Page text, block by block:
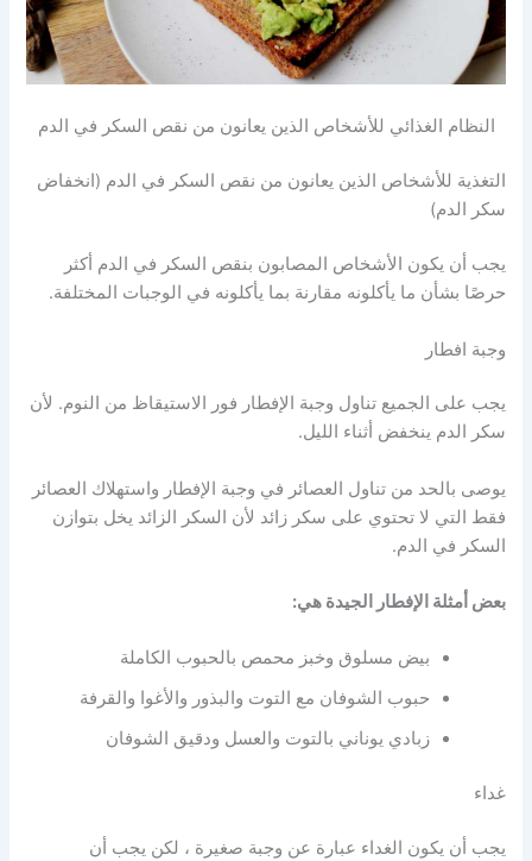
النظام الغذائي للأشخاص الذين يعانون من نقص السكر في الدم
التغذية للأشخاص الذين يعانون من نقص السكر في الدم (انخفاض
سكر الدم)
يجب أن يكون الأشخاص المصابون بنقص السكر في الدم أكثر
حرصًا بشأن ما يأكلونه مقارنة بما يأكلونه في الوجبات المختلفة.
وجبة افطار
يجب على الجميع تناول وجبة الإفطار فور الاستيقاظ من النوم. لأن
سكر الدم ينخفض ​​أثناء الليل.
يوصى بالحد من تناول العصائر في وجبة الإفطار واستهلاك العصائر
فقط التي لا تحتوي على سكر زائد لأن السكر الزائد يخل بتوازن
السكر في الدم.
بعض أمثلة الإفطار الجيدة هي:
بيض مسلوق وخبز محمص بالحبوب الكاملة
حبوب الشوفان مع التوت والبذور والأغوا والقرفة
زبادي يوناني بالتوت والعسل ودقيق الشوفان
غداء
يجب أن يكون الغداء عبارة عن وجبة صغيرة ، لكن يجب أن